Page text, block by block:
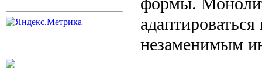
незаменимым